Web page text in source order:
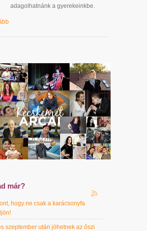
adagolhatnánk a gyerekeinkbe.
már?
hogy ne csak a karácsonyfa
szeptember után jöhetnek az őszi